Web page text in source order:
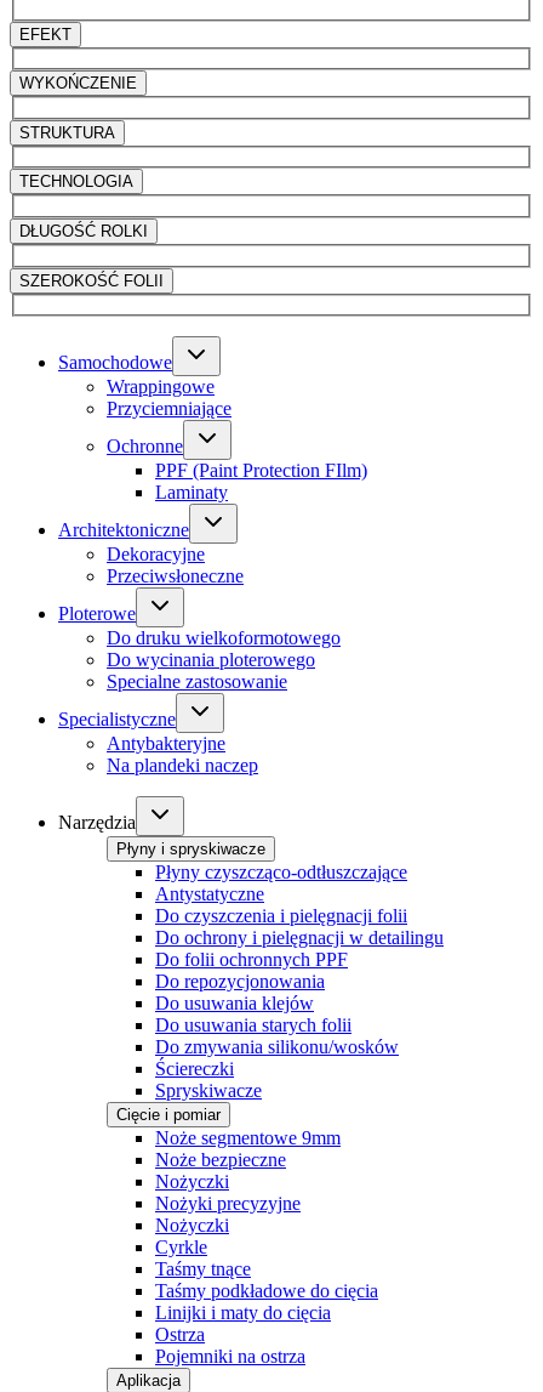
EFEKT
WYKOŃCZENIE
STRUKTURA
TECHNOLOGIA
DŁUGOŚĆ ROLKI
SZEROKOŚĆ FOLII
Samochodowe
Wrappingowe
Przyciemniające
Ochronne
PPF (Paint Protection FIlm)
Laminaty
Architektoniczne
Dekoracyjne
Przeciwsłoneczne
Ploterowe
Do druku wielkoformotowego
Do wycinania ploterowego
Specialne zastosowanie
Specialistyczne
Antybakteryjne
Na plandeki naczep
Narzędzia
Płyny i spryskiwacze
Płyny czyszcząco-odtłuszczające
Antystatyczne
Do czyszczenia i pielęgnacji folii
Do ochrony i pielęgnacji w detailingu
Do folii ochronnych PPF
Do repozycjonowania
Do usuwania klejów
Do usuwania starych folii
Do zmywania silikonu/wosków
Ściereczki
Spryskiwacze
Cięcie i pomiar
Noże segmentowe 9mm
Noże bezpieczne
Nożyczki
Nożyki precyzyjne
Nożyczki
Cyrkle
Taśmy tnące
Taśmy podkładowe do cięcia
Linijki i maty do cięcia
Ostrza
Pojemniki na ostrza
Aplikacja